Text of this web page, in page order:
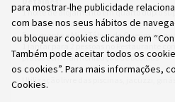
1 noite de alojamento em quarto duplo
pequeno almoço
Espumante e Mini Tábua de Queijos no
1 jantar para 2 pessoas no Restaurante
pratos com harmonização de bebidas
Utilização livre das piscinas, jacuzzi,
para mostrar-lhe publicidade
com base nos seus hábitos de
ou bloquear cookies clicando em
Também pode aceitar todos os
os cookies”. Para mais informações,
Cookies.